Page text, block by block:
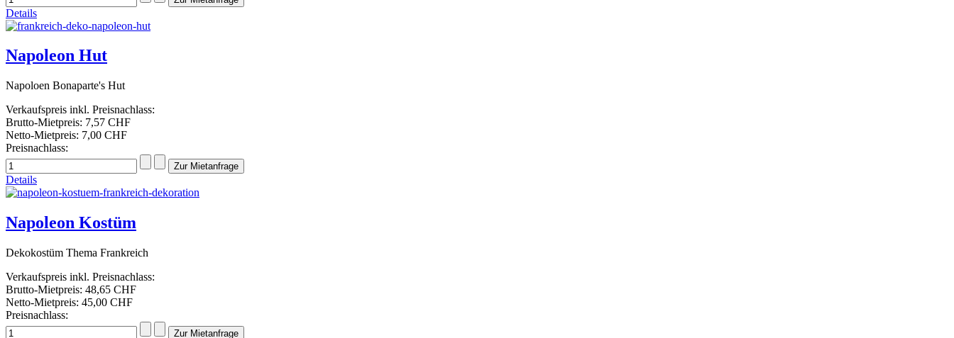
Details
Napoleon Hut
Napoloen Bonaparte's Hut
Verkaufspreis inkl. Preisnachlass:
Brutto-Mietpreis: 7,57 CHF
Netto-Mietpreis: 7,00 CHF
Preisnachlass:
Details
Napoleon Kostüm
Dekokostüm Thema Frankreich
Verkaufspreis inkl. Preisnachlass:
Brutto-Mietpreis: 48,65 CHF
Netto-Mietpreis: 45,00 CHF
Preisnachlass: